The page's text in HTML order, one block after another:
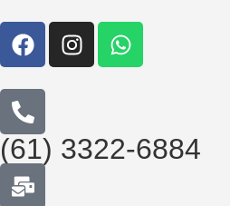
(61) 3322-6884